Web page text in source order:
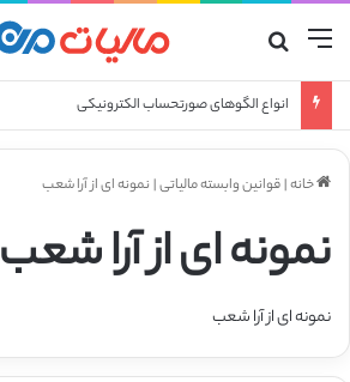
منو
انواع الگوهای صورتحساب الکترونیکی
خانه|قوانین وابسته مالیاتی| نمونه ای از آرا شعب
نمونه ای از آرا شعب
نمونه ای از آرا شعب